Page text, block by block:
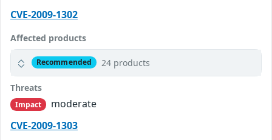
CVE-2009-1302
Affected products
Recommended 24 products
Threats
Impact
moderate
CVE-2009-1303